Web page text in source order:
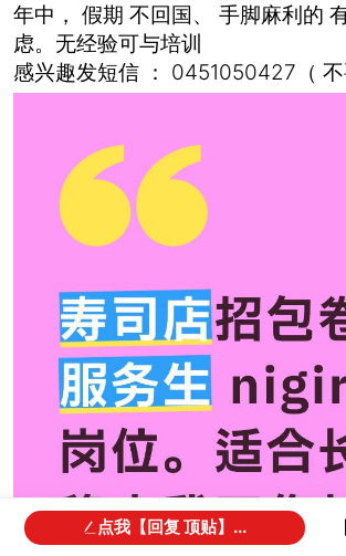
年中， 假期 不回国、 手脚麻利的
虑。无经验可与培训
感兴趣发短信 ： 0451050427（ 不
点我【回复 顶贴】...